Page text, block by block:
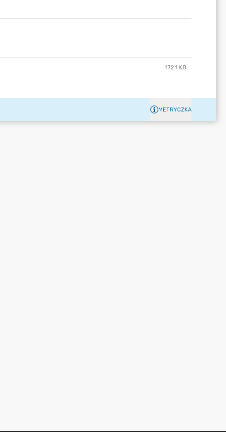
172.1 KB
METRYCZKA